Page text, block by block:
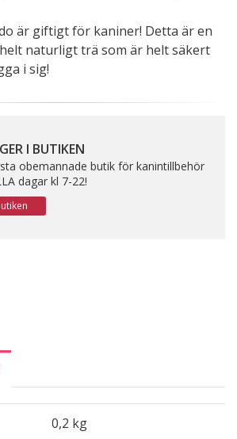
är giftigt för kaniner! Detta är en
naturligt trä som är helt säkert
i sig!
I BUTIKEN
obemannade butik för kanintillbehör
dagar kl 7-22!
0,2 kg